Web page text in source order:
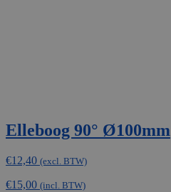
Elleboog 90° Ø100mm
€12,40 (excl. BTW)
€15,00 (incl. BTW)